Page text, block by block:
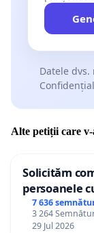
Datele dvs.
Alte petiții care
Solicităm
persoanele
7 636
3 264
29 Jul 2026